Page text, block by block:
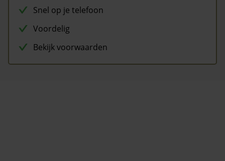
Snel op je telefoon
Voordelig
Bekijk voorwaarden